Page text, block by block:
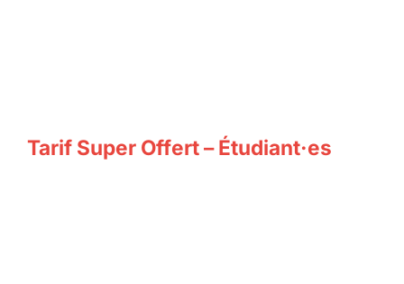
Tarif Super Offert – Étudiant·es